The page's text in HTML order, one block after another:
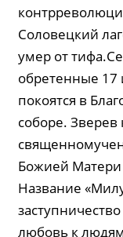
Соловецкий
умер от
обретенные 17
покоятся в
соборе. Зверев
Божией Матери
Название
любовь к